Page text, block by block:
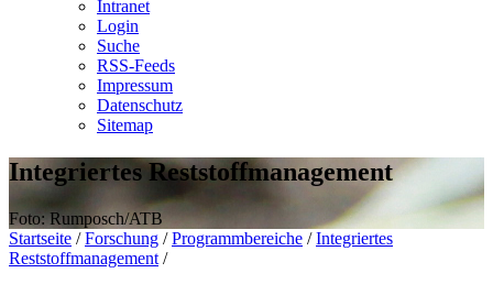
Intranet
Login
Suche
RSS-Feeds
Impressum
Datenschutz
Sitemap
Integriertes Reststoffmanagement
Foto: Rumposch/ATB
Startseite / Forschung / Programmbereiche / Integriertes
Reststoffmanagement /